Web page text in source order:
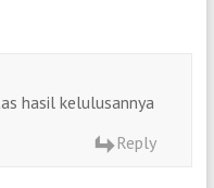
hasil kelulusannya
Reply